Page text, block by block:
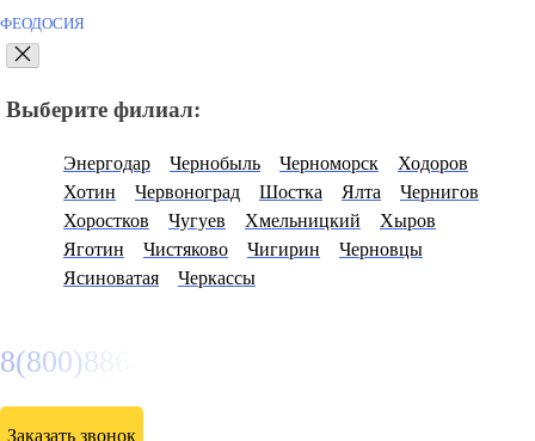
ФЕОДОСИЯ
Выберите филиал:
Энергодар Чернобыль Черноморск
Ходоров
Хотин
Червоноград Шостка Ялта
Чернигов
Хоростков
Чугуев Хмельницкий
Хыров
Яготин
Чистяково Чигирин
Черновцы
Ясиноватая
Черкассы
8(800)886486
Заказать звонок